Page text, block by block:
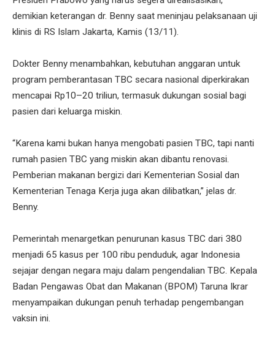
demikian keterangan dr. Benny saat meninjau pelaksanaan uji
klinis di RS Islam Jakarta, Kamis (13/11).
Dokter Benny menambahkan, kebutuhan anggaran untuk
program pemberantasan TBC secara nasional diperkirakan
mencapai Rp10–20 triliun, termasuk dukungan sosial bagi
pasien dari keluarga miskin.
“Karena kami bukan hanya mengobati pasien TBC, tapi nanti
rumah pasien TBC yang miskin akan dibantu renovasi.
Pemberian makanan bergizi dari Kementerian Sosial dan
Kementerian Tenaga Kerja juga akan dilibatkan,” jelas dr.
Benny.
Pemerintah menargetkan penurunan kasus TBC dari 380
menjadi 65 kasus per 100 ribu penduduk, agar Indonesia
sejajar dengan negara maju dalam pengendalian TBC. Kepala
Badan Pengawas Obat dan Makanan (BPOM) Taruna Ikrar
menyampaikan dukungan penuh terhadap pengembangan
vaksin ini.